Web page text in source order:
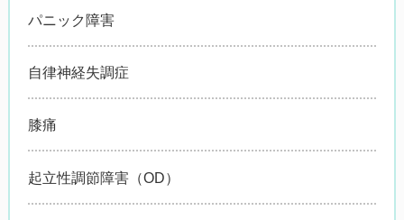
パニック障害
自律神経失調症
膝痛
起立性調節障害（OD）